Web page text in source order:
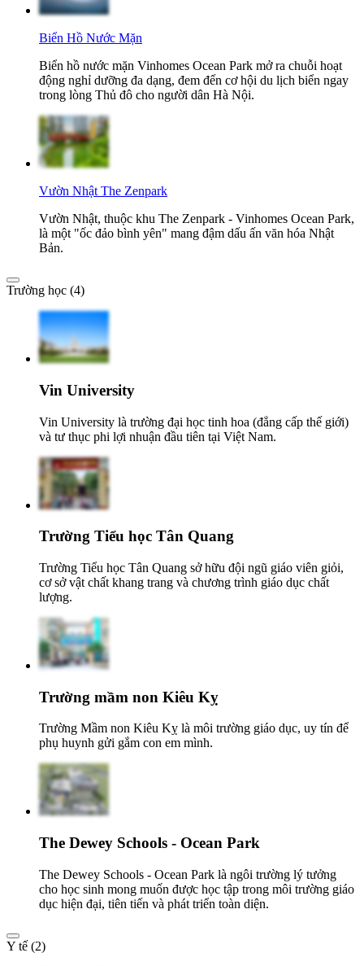
Biển Hồ Nước Mặn
Biển hồ nước mặn Vinhomes Ocean Park mở ra chuỗi hoạt
động nghỉ dưỡng đa dạng, đem đến cơ hội du lịch biển ngay
trong lòng Thủ đô cho người dân Hà Nội.
Vườn Nhật The Zenpark
Vườn Nhật, thuộc khu The Zenpark - Vinhomes Ocean Park,
là một "ốc đảo bình yên" mang đậm dấu ấn văn hóa Nhật
Bản.
Trường học (4)
Vin University
Vin University là trường đại học tinh hoa (đẳng cấp thế giới)
và tư thục phi lợi nhuận đầu tiên tại Việt Nam.
Trường Tiểu học Tân Quang
Trường Tiểu học Tân Quang sở hữu đội ngũ giáo viên giỏi,
cơ sở vật chất khang trang và chương trình giáo dục chất
lượng.
Trường mầm non Kiêu Kỵ
Trường Mầm non Kiêu Kỵ là môi trường giáo dục, uy tín để
phụ huynh gửi gắm con em mình.
The Dewey Schools - Ocean Park
The Dewey Schools - Ocean Park là ngôi trường lý tưởng
cho học sinh mong muốn được học tập trong môi trường giáo
dục hiện đại, tiên tiến và phát triển toàn diện.
Y tế (2)